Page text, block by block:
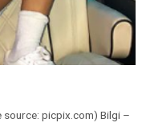
source: picpix.com) Bilgi –